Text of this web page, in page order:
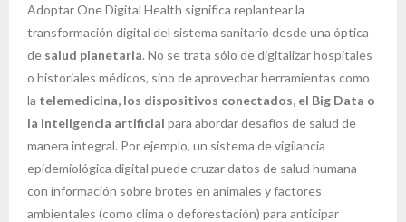
Adoptar One Digital Health significa replantear la
transformación digital del sistema sanitario desde una óptica
de salud planetaria. No se trata sólo de digitalizar hospitales
o historiales médicos, sino de aprovechar herramientas como
la telemedicina, los dispositivos conectados, el Big Data o
la inteligencia artificial para abordar desafíos de salud de
manera integral. Por ejemplo, un sistema de vigilancia
epidemiológica digital puede cruzar datos de salud humana
con información sobre brotes en animales y factores
ambientales (como clima o deforestación) para anticipar